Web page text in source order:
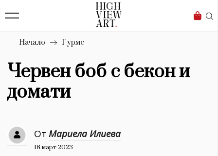
Бизнес
Мода
Dialogue
Изкуство
4339
Красота
777
Начало Гурме
Червен боб с бекон и
домати
От Мариела Илиева
18 март 2023